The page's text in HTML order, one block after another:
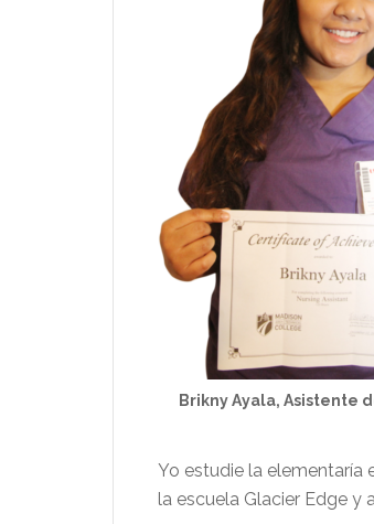
Brikny Ayala, Asistente
Yo estudie la elementaría
la escuela Glacier Edge y